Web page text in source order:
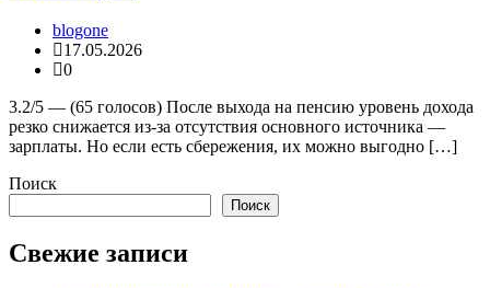
blogone
17.05.2026
0
3.2/5 — (65 голосов) После выхода на пенсию уровень дохода
резко снижается из-за отсутствия основного источника —
зарплаты. Но если есть сбережения, их можно выгодно […]
Поиск
Поиск
Свежие записи